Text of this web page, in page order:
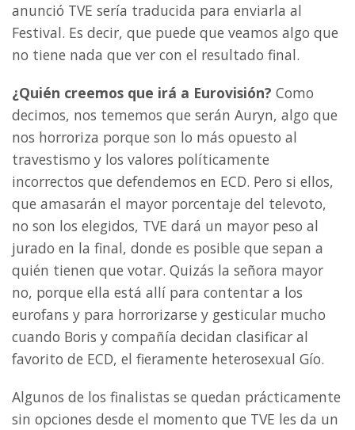
anunció TVE sería traducida para enviarla al
Festival. Es decir, que puede que veamos algo que
no tiene nada que ver con el resultado final.
¿Quién creemos que irá a Eurovisión? Como
decimos, nos tememos que serán Auryn, algo que
nos horroriza porque son lo más opuesto al
travestismo y los valores políticamente
incorrectos que defendemos en ECD. Pero si ellos,
que amasarán el mayor porcentaje del televoto,
no son los elegidos, TVE dará un mayor peso al
jurado en la final, donde es posible que sepan a
quién tienen que votar. Quizás la señora mayor
no, porque ella está allí para contentar a los
eurofans y para horrorizarse y gesticular mucho
cuando Boris y compañía decidan clasificar al
favorito de ECD, el fieramente heterosexual Gío.
Algunos de los finalistas se quedan prácticamente
sin opciones desde el momento que TVE les da un